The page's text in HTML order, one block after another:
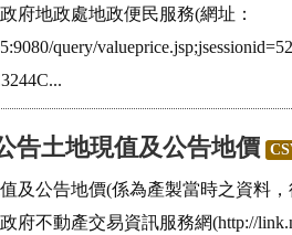
府地政處地政便民服務(網址：
query/
告土地現值及公告地價
及公告地價(係為產製當時之資料
府不動產交易資訊服務網(http://